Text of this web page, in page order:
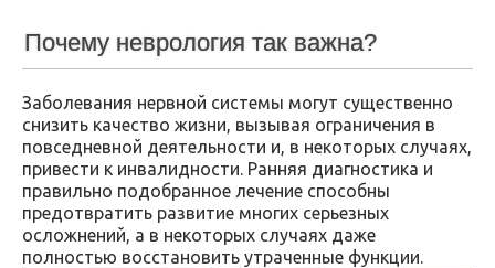
Почему неврология так важна?
Заболевания нервной системы могут существенно
снизить качество жизни, вызывая ограничения в
повседневной деятельности и, в некоторых случаях,
привести к инвалидности. Ранняя диагностика и
правильно подобранное лечение способны
предотвратить развитие многих серьезных
осложнений, а в некоторых случаях даже
полностью восстановить утраченные функции.